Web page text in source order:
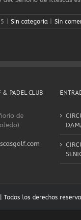
Sin categoría Sin
& PADEL CLUB
de
Todos los derechos